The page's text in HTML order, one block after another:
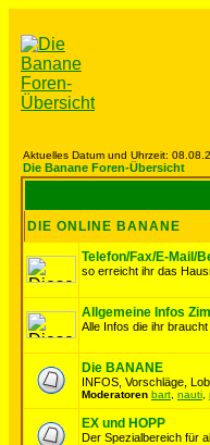
Aktuelles Datum und Uhrzeit:
Die Banane Foren-Übersicht
DIE ONLINE BANANE
Telefon/Fax/E-Mail/
so erreicht ihr das
Allgemeine Infos
Alle Infos die ihr
Die BANANE
INFOS, Vorschläge,
Moderatoren bart nauti
EX und HOPP
Der Spezialbereich für